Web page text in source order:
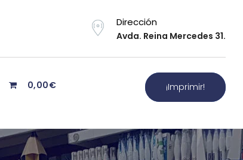
Dirección
Avda. Reina Mercedes 31.
0,00€ ¡Imprimir!